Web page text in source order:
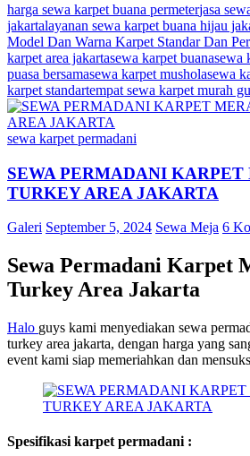
harga sewa karpet buana permeterjasa
jakartalayanan sewa karpet buana hijau
Model Dan Warna Karpet Standar Dan
karpet area jakartasewa karpet buanasewa
puasa bersamasewa karpet musholasewa
karpet standartempat sewa karpet murah
sewa karpet permadani
SEWA PERMADANI
TURKEY AREA JAKARTA
Galeri September 5, 2024 Sewa Meja 6
Sewa Permadani Karpet
Turkey Area Jakarta
Halo guys kami menyediakan sewa
turkey area jakarta, dengan harga yang
event kami siap memeriahkan dan
Spesifikasi karpet permadani :